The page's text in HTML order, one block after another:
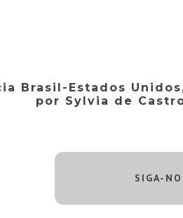
Brasil-Estados
por Sylvia de
SIGA-